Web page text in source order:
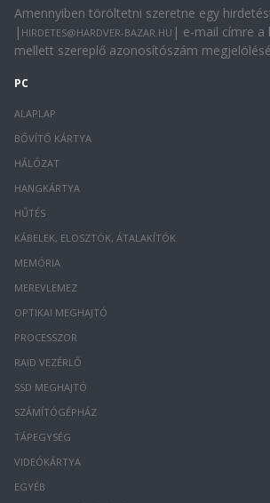
Amennyiben töröltetni szeretne egy
| HIRDETES@HARDVER-BAZAR.HU | e-mail címre a
mellett szereplő azonosítószám
PC
ALAPLAP
BŐVÍTŐ KÁRTYA
HÁLÓZAT
HANGKÁRTYA
HŰTÉS
KÁBELEK, ELOSZTÓK, ÁTALAKÍTÓK
MEMÓRIA
MEREVLEMEZ
OPTIKAI MEGHAJTÓ
PROCESSZOR
RAID VEZÉRLŐ
SSD MEGHAJTÓ
SZÁMÍTÓGÉPHÁZ
TÁPEGYSÉG
VIDEÓKÁRTYA
EGYÉB